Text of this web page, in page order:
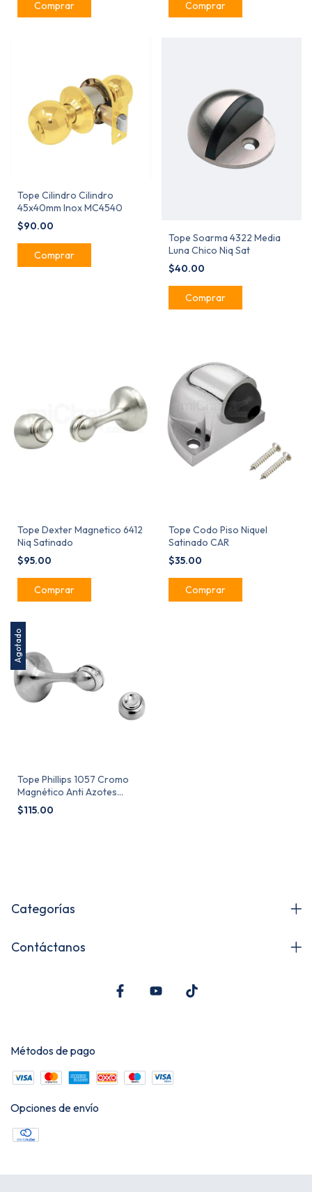
Tope Cilindro Cilindro
45x40mm Inox MC4540
$90.00
Tope Soarma 4322 Media
Luna Chico Niq Sat
$40.00
Tope Dexter Magnetico 6412
Niq Satinado
$95.00
Tope Codo Piso Niquel
Satinado CAR
$35.00
Agotado
Tope Phillips 1057 Cromo
Magnético Anti Azotes
MX3177
$115.00
Categorías
Contáctanos
Métodos de pago
Opciones de envío